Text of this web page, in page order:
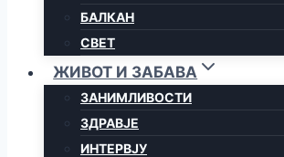
БАЛКАН
СВЕТ
ЖИВОТ И ЗАБАВА
ЗАНИМЛИВОСТИ
ЗДРАВЈЕ
ИНТЕРВЈУ